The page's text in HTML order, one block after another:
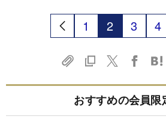
1 2 3 4
おすすめの会員限